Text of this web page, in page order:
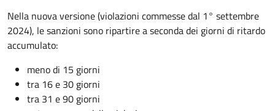
Nella nuova versione (violazioni commesse dal 1° settembre
2024), le sanzioni sono ripartire a seconda dei giorni di ritardo
accumulato:
meno di 15 giorni
tra 16 e 30 giorni
tra 31 e 90 giorni